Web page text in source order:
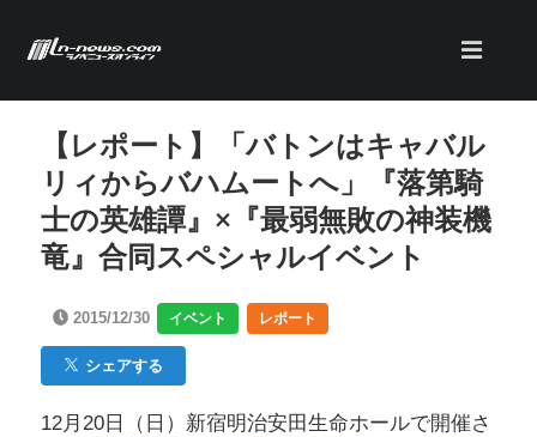
【レポート】「バトンはキャバル
リィからバハムートへ」『落第騎
士の英雄譚』×『最弱無敗の神装機
竜』合同スペシャルイベント
2015/12/30 イベント レポート
シェアする
12月20日（日）新宿明治安田生命ホールで開催さ